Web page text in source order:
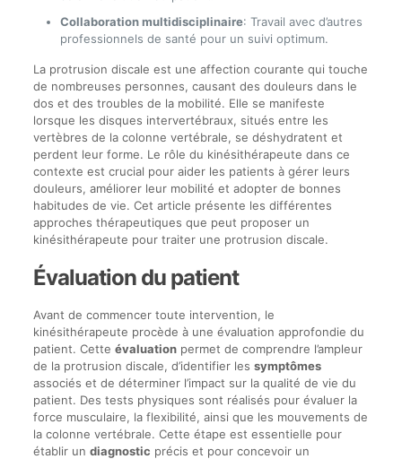
Collaboration multidisciplinaire: Travail avec d’autres
professionnels de santé pour un suivi optimum.
La protrusion discale est une affection courante qui touche
de nombreuses personnes, causant des douleurs dans le
dos et des troubles de la mobilité. Elle se manifeste
lorsque les disques intervertébraux, situés entre les
vertèbres de la colonne vertébrale, se déshydratent et
perdent leur forme. Le rôle du kinésithérapeute dans ce
contexte est crucial pour aider les patients à gérer leurs
douleurs, améliorer leur mobilité et adopter de bonnes
habitudes de vie. Cet article présente les différentes
approches thérapeutiques que peut proposer un
kinésithérapeute pour traiter une protrusion discale.
Évaluation du patient
Avant de commencer toute intervention, le
kinésithérapeute procède à une évaluation approfondie du
patient. Cette évaluationpermet de comprendre l’ampleur
de la protrusion discale, d’identifier les symptômes
associés et de déterminer l’impact sur la qualité de vie du
patient. Des tests physiques sont réalisés pour évaluer la
force musculaire, la flexibilité, ainsi que les mouvements de
la colonne vertébrale. Cette étape est essentielle pour
établir un diagnostic précis et pour concevoir un